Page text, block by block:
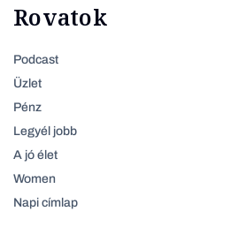
Rovatok
Podcast
Üzlet
Pénz
Legyél jobb
A jó élet
Women
Napi címlap